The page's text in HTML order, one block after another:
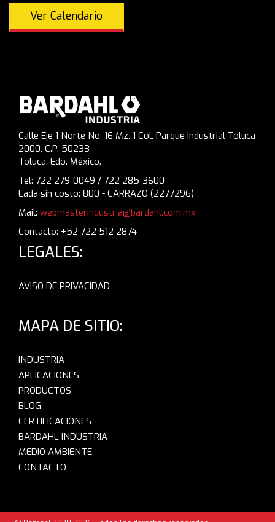
Ver Calendario
Calle Eje 1 Norte No. 16 Mz. 1 Col. Parque Industrial Toluca
2000, C.P. 50233
Toluca, Edo. México.
Tel: 722 279-0049 / 722 285-3600
Lada sin costo: 800 - CARRAZO (2277296)
Mail: webmasterindustria@bardahl.com.mx
Contacto: +52 722 512 2874
LEGALES:
AVISO DE PRIVACIDAD
MAPA DE SITIO:
INDUSTRIA
APLICACIONES
PRODUCTOS
BLOG
CERTIFICACIONES
BARDAHL INDUSTRIA
MEDIO AMBIENTE
CONTACTO